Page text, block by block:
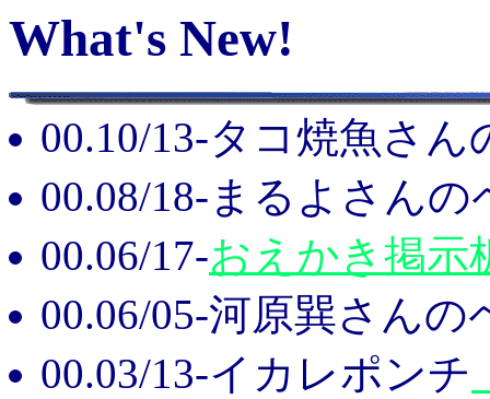
What's New!
00.10/13-タコ焼魚さん
00.08/18-まるよさんの
00.06/17-おえかき掲示
00.06/05-河原巽さんの
00.03/13-イカレポンチ